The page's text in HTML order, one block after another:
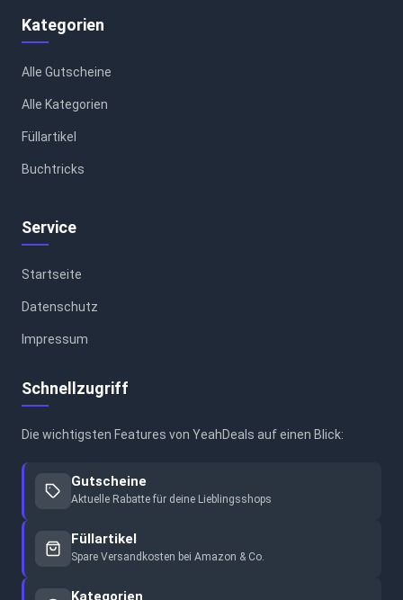
Kategorien
Alle Gutscheine
Alle Kategorien
Füllartikel
Buchtricks
Service
Startseite
Datenschutz
Impressum
Schnellzugriff
Die wichtigsten Features von YeahDeals auf einen Blick:
Gutscheine
Aktuelle Rabatte für deine Lieblingsshops
Füllartikel
Spare Versandkosten bei Amazon & Co.
Kategorien